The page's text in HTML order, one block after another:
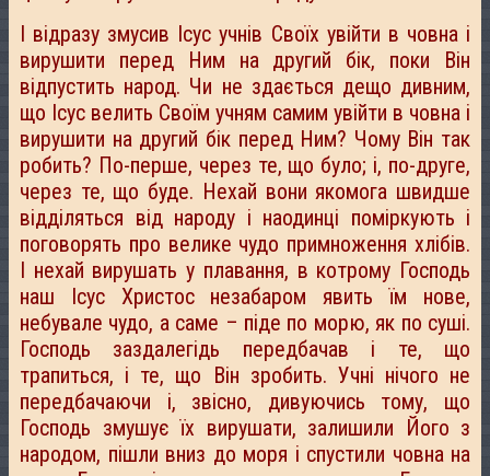
І відразу змусив Ісус учнів Своїх увійти в човна і
вирушити перед Ним на другий бік, поки Він
відпустить народ. Чи не здається дещо дивним,
що Ісус велить Своїм учням самим увійти в човна і
вирушити на другий бік перед Ним? Чому Він так
робить? По-перше, через те, що було; і, по-друге,
через те, що буде. Нехай вони якомога швидше
відділяться від народу і наодинці поміркують і
поговорять про велике чудо примноження хлібів.
І нехай вирушать у плавання, в котрому Господь
наш Ісус Христос незабаром явить їм нове,
небувале чудо, а саме – піде по морю, як по суші.
Господь заздалегідь передбачав і те, що
трапиться, і те, що Він зробить. Учні нічого не
передбачаючи і, звісно, дивуючись тому, що
Господь змушує їх вирушати, залишили Його з
народом, пішли вниз до моря і спустили човна на